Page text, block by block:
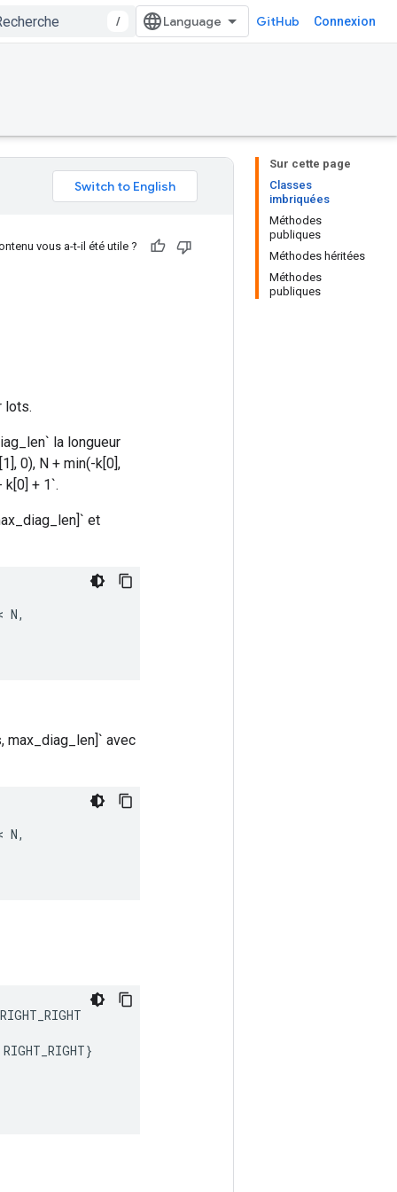
/ GitHub Connexion
Sur cette page
Classes
imbriquées
Méthodes
publiques
Méthodes héritées
Méthodes
publiques
vous a-t-il été utile ?
lots.
la longueur
0), N + min(-k[0],
+ 1`.
et
N,
max_diag_len]` avec
N,
RIGHT_RIGHT
RIGHT_RIGHT}